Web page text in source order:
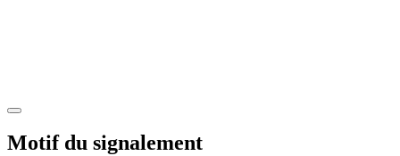
Motif du signalement